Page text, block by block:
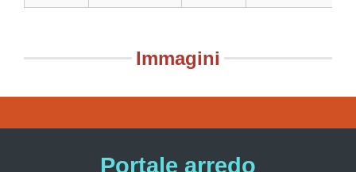
Immagini
Portale arredo